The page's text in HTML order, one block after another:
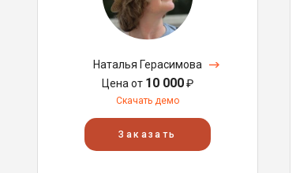
Наталья Герасимова
Цена от 10 000₽
Скачать демо
Заказать